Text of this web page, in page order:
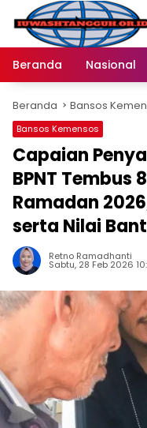
Langsung
konten
Beranda
Nasional
Beranda Bansos
Bansos Kemensos
Capaian
BPNT Tembus
Ramadan
serta Nilai
Retno Ramadhanti
Sabtu, 28 Feb 2026